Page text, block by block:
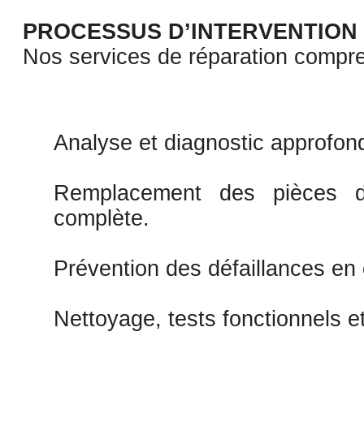
PROCESSUS
Nos services de réparation
Analyse et diagnostic
Remplacement des
complète.
Prévention des défaillances
Nettoyage, tests fonctionnels